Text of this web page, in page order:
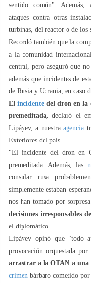
sentido común". Además,
ataques contra otras
turbinas, del reactor o de los
Recordó también que la
a la comunidad
central, pero aseguró que
además que incidentes de
de Rusia y Ucrania, en caso
Elincidente del dron en la
premeditada, declaró el
Lipáyev, a nuestraagencia
Exteriores del país.
"El incidente del dron en
premeditada. Además, las
consular rusa
simplemente estaban
nos han tomado por
decisiones irresponsables
el diplomático.
Lipáyev opinó que "todo
provocación orquestada
arrastrar a la OTAN a una
crimen bárbaro cometido por